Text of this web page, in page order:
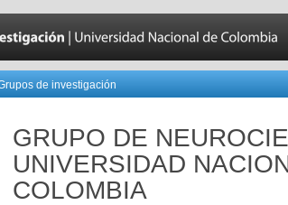
de investigación
GRUPO DE
UNIVERSIDAD
COLOMBIA